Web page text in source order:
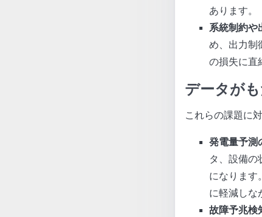
あります。
系統制約や
め、出力制
の損失に直
データが
これらの課題に
発電量予測
タ、設備の
になります
に軽減しな
故障予兆検